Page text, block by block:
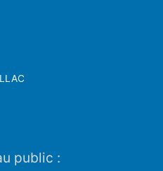
public :